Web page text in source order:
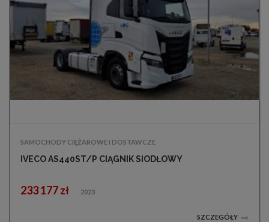
SAMOCHODY CIĘŻAROWE I DOSTAWCZE
IVECO AS440ST/P CIĄGNIK SIODŁOWY
233 177 zł 2023
SZCZEGÓŁY